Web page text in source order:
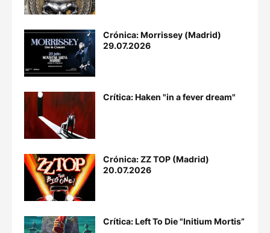
Crónica: Morrissey (Madrid)
29.07.2026
Crítica: Haken "in a fever dream"
Crónica: ZZ TOP (Madrid)
20.07.2026
Crítica: Left To Die "Initium Mortis”